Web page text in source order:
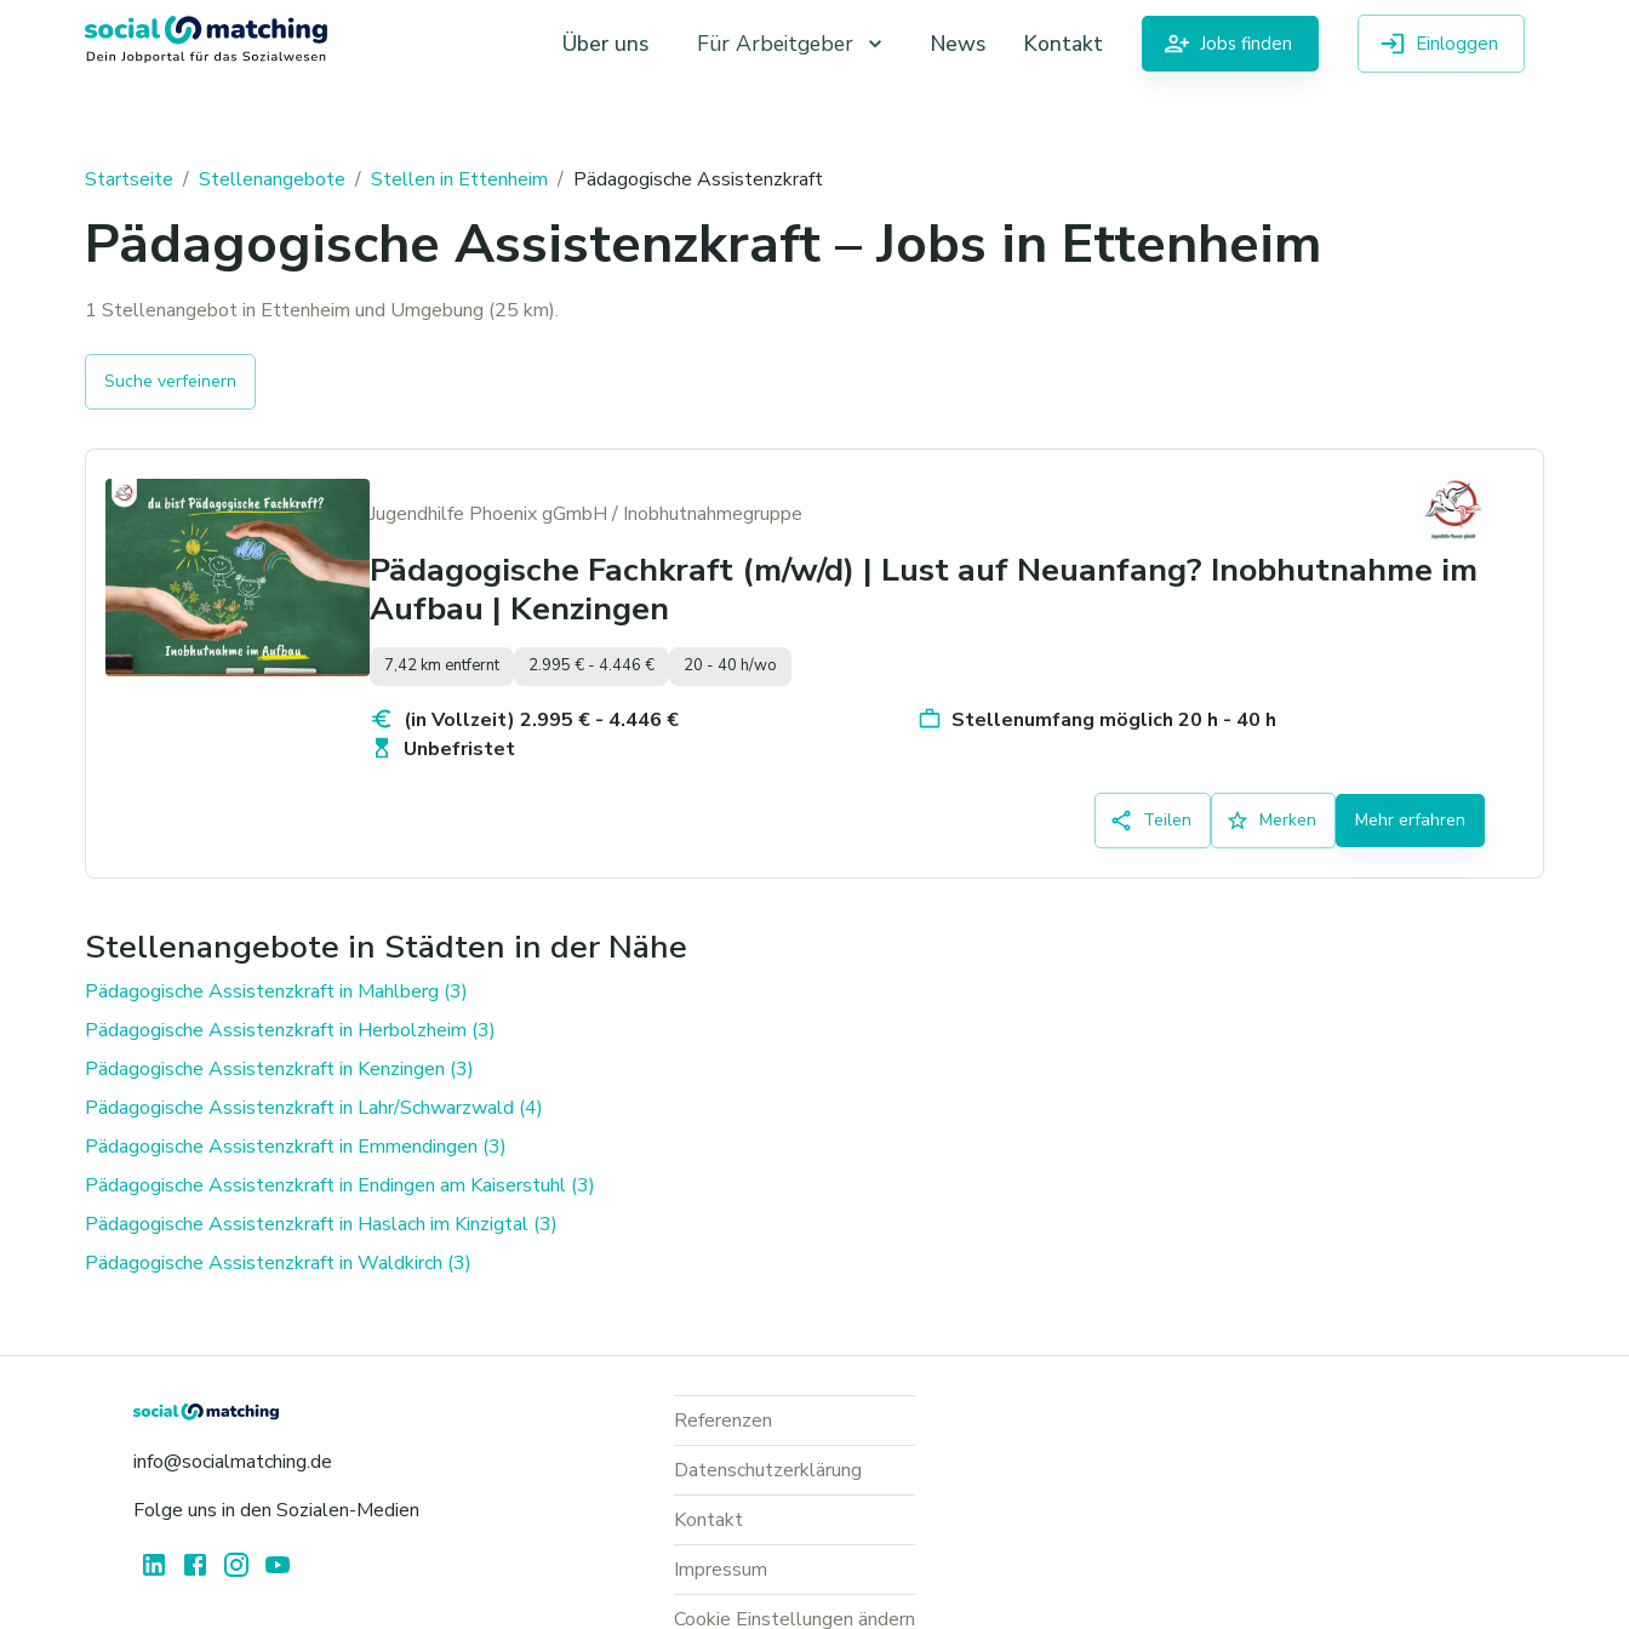
Über uns Für Arbeitgeber News Kontakt Jobs finden Einloggen
Startseite / Stellenangebote / Stellen in Ettenheim / Pädagogische Assistenzkraft
Pädagogische Assistenzkraft – Jobs in Ettenheim
1 Stellenangebot in Ettenheim und Umgebung (25 km).
Suche verfeinern
Jugendhilfe Phoenix gGmbH / Inobhutnahmegruppe
Pädagogische Fachkraft (m/w/d) | Lust auf Neuanfang? Inobhutnahme im
Aufbau | Kenzingen
7,42 km entfernt 2.995 € - 4.446 € 20 - 40 h/wo
(in Vollzeit) 2.995 € - 4.446 €
Stellenumfang möglich 20 h - 40 h
Unbefristet
Teilen Merken Mehr erfahren
Stellenangebote in Städten in der Nähe
Pädagogische Assistenzkraft in Mahlberg (3)
Pädagogische Assistenzkraft in Herbolzheim (3)
Pädagogische Assistenzkraft in Kenzingen (3)
Pädagogische Assistenzkraft in Lahr/Schwarzwald (4)
Pädagogische Assistenzkraft in Emmendingen (3)
Pädagogische Assistenzkraft in Endingen am Kaiserstuhl (3)
Pädagogische Assistenzkraft in Haslach im Kinzigtal (3)
Pädagogische Assistenzkraft in Waldkirch (3)
info@socialmatching.de
Folge uns in den Sozialen-Medien
Referenzen
Datenschutzerklärung
Kontakt
Impressum
Cookie Einstellungen ändern